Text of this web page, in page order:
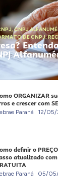
,CNPJ
DE CNPJ,
ORGANIZAR
e crescer com
Paraná 12/
definir o
atualizado
Paraná 05/